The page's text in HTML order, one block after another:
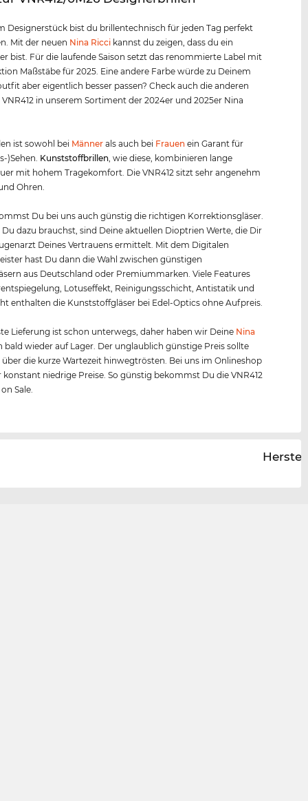
Designerstück bist du brillentechnisch für jeden Tag perfekt
Mit der neuen Nina Ricci kannst du zeigen, dass du ein
bist. Für die laufende Saison setzt das renommierte Label mit
Maßstäbe für 2025. Eine andere Farbe würde zu Deinem
aber eigentlich besser passen? Check auch die anderen
VNR412 in unserem Sortiment der 2024er und 2025er Nina
ist sowohl bei Männer als auch bei Frauen ein Garant für
)Sehen. Kunststoffbrillen, wie diese, kombinieren lange
mit hohem Tragekomfort. Die VNR412 sitzt sehr angenehm
Ohren.
Du bei uns auch günstig die richtigen Korrektionsgläser.
Du dazu brauchst, sind Deine aktuellen Dioptrien Werte, die Dir
Deines Vertrauens ermittelt. Mit dem Digitalen
hast Du dann die Wahl zwischen günstigen
aus Deutschland oder Premiummarken. Viele Features
Lotuseffekt, Reinigungsschicht, Antistatik und
enthalten die Kunststoffgläser bei Edel-Optics ohne Aufpreis.
Lieferung ist schon unterwegs, daher haben wir Deine Nina
bald wieder auf Lager. Der unglaublich günstige Preis sollte
über die kurze Wartezeit hinwegtrösten. Bei uns im Onlineshop
konstant niedrige Preise. So günstig bekommst Du die VNR412
Sale.